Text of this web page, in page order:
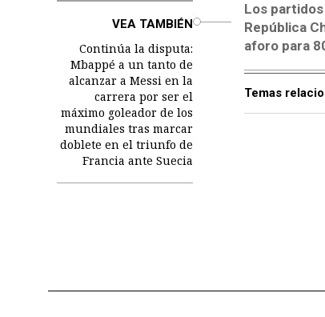
VEA TAMBIÉN
Continúa la disputa:
Mbappé a un tanto de
alcanzar a Messi en la
carrera por ser el
máximo goleador de los
mundiales tras marcar
doblete en el triunfo de
Francia ante Suecia
Los
República
aforo para
Temas